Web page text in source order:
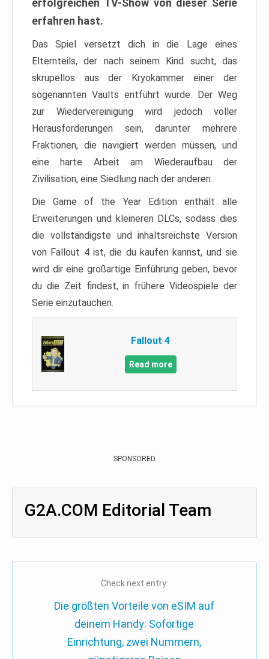
erfolgreichen TV-Show von dieser Serie
erfahren hast.
Das Spiel versetzt dich in die Lage eines
Elternteils, der nach seinem Kind sucht, das
skrupellos aus der Kryokammer einer der
sogenannten Vaults entführt wurde. Der Weg
zur Wiedervereinigung wird jedoch voller
Herausforderungen sein, darunter mehrere
Fraktionen, die navigiert werden müssen, und
eine harte Arbeit am Wiederaufbau der
Zivilisation, eine Siedlung nach der anderen.
Die Game of the Year Edition enthält alle
Erweiterungen und kleineren DLCs, sodass dies
die vollständigste und inhaltsreichste Version
von Fallout 4 ist, die du kaufen kannst, und sie
wird dir eine großartige Einführung geben, bevor
du die Zeit findest, in frühere Videospiele der
Serie einzutauchen.
Fallout 4
Read more
SPONSORED
G2A.COM Editorial Team
Check next entry:
Die größten Vorteile von eSIM auf
deinem Handy: Sofortige
Einrichtung, zwei Nummern,